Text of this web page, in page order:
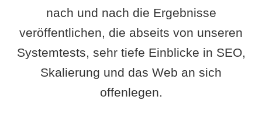
nach und nach die Ergebnisse
veröffentlichen, die abseits von unseren
Systemtests, sehr tiefe Einblicke in SEO,
Skalierung und das Web an sich
offenlegen.